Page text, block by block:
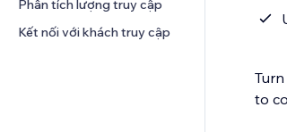
Phân tích lượng truy cập
Kết nối với khách truy cập
to